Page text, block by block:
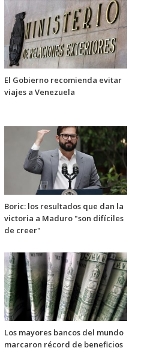
El Gobierno recomienda evitar
viajes a Venezuela
Boric: los resultados que dan la
victoria a Maduro "son difíciles
de creer"
Los mayores bancos del mundo
marcaron récord de beneficios